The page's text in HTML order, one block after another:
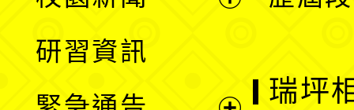
研習資訊
瑞坪